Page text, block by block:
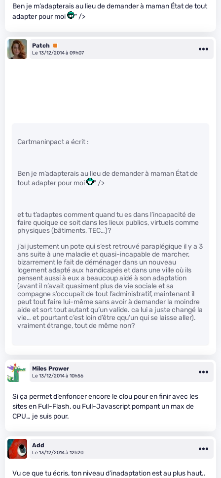
Ben je m’adapterais au lieu de demander à maman État de tout
adapter pour moi
" />
Patch Premium
Le 13/12/2014 à 09h07
Cartmaninpact a écrit :
Ben je m’adapterais au lieu de demander à maman État de
tout adapter pour moi
" />
et tu t’adaptes comment quand tu es dans l’incapacité de
faire quoique ce soit dans les lieux publics, virtuels comme
physiques (bâtiments, TEC…)?
j’ai justement un pote qui s’est retrouvé paraplégique il y a 3
ans suite à une maladie et quasi-incapable de marcher,
bizarrement le fait de déménager dans un nouveau
logement adapté aux handicapés et dans une ville où ils
pensent aussi à eux a beaucoup aidé à son adaptation
(avant il n’avait quasiment plus de vie sociale et sa
compagne s’occupait de tout l’administratif, maintenant il
peut tout faire lui-même sans avoir à demander la moindre
aide et sort tout autant qu’un valide. ca lui a juste changé la
vie… et pourtant c’est loin d’être qqu’un qui se laisse aller).
vraiment étrange, tout de même non?
Miles Prower
Le 13/12/2014 à 10h56
Si ça permet d’enfoncer encore le clou pour en finir avec les
sites en Full-Flash, ou Full-Javascript pompant un max de
CPU… je suis pour.
Add
Le 13/12/2014 à 12h20
Vu ce que tu écris, ton niveau d’inadaptation est au plus haut..